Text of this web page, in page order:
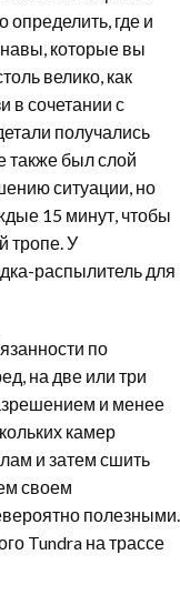
определить, где и
которые вы
велико, как
в сочетании с
получались
также был слой
ситуации, но
15 минут, чтобы
тропе. У
распылитель для
по
на две или три
и менее
камер
и затем сшить
своем
полезными.
Tundra на трассе